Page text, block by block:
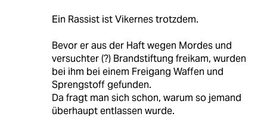
Ein Rassist ist Vikernes trotzdem.
Bevor er aus der Haft wegen Mordes und
versuchter (?) Brandstiftung freikam, wurden
bei ihm bei einem Freigang Waffen und
Sprengstoff gefunden.
Da fragt man sich schon, warum so jemand
überhaupt entlassen wurde.